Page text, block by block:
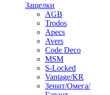
Защелки
AGB
Trodos
Apecs
Avers
Code Deco
MSM
S-Locked
Vantage/KR
Зенит/Омега/